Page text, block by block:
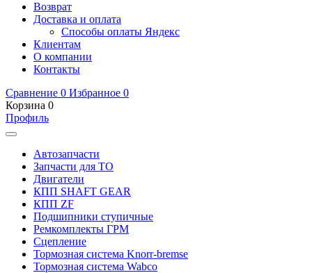
Возврат
Доставка и оплата
Способы оплаты Яндекс
Клиентам
О компании
Контакты
Сравнение 0 Избранное 0
Корзина 0
Профиль
Автозапчасти
Запчасти для ТО
Двигатели
КПП SHAFT GEAR
КПП ZF
Подшипники ступичные
Ремкомплекты ГРМ
Сцепление
Тормозная система Knorr-bremse
Тормозная система Wabco